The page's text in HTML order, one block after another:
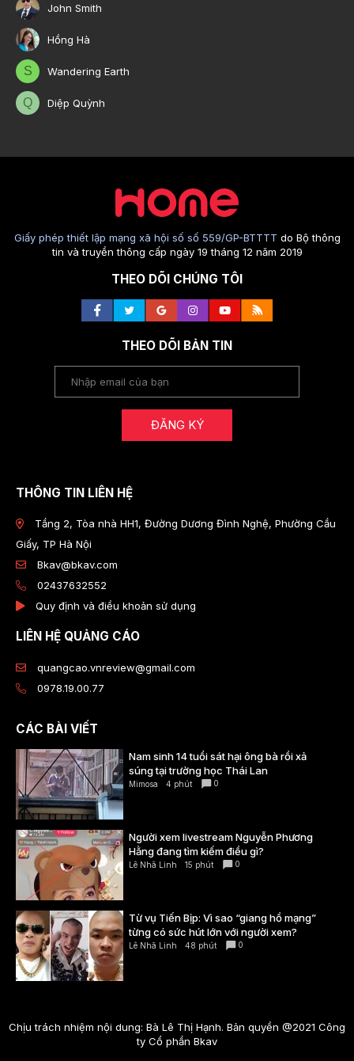
John Smith
Hồng Hà
S Wandering Earth
Q Diệp Quỳnh
Giấy phép thiết lập mạng xã hội số số 559/GP-BTTTT do Bộ thông
tin và truyền thông cấp ngày 19 tháng 12 năm 2019
THEO DÕI CHÚNG TÔI
THEO DÕI BẢN TIN
ĐĂNG KÝ
THÔNG TIN LIÊN HỆ
Tầng 2, Tòa nhà HH1, Đường Dương Đình Nghệ, Phường Cầu
Giấy, TP Hà Nội
Bkav@bkav.com
02437632552
Quy định và điều khoản sử dụng
LIÊN HỆ QUẢNG CÁO
quangcao.vnreview@gmail.com
0978.19.00.77
CÁC BÀI VIẾT
Nam sinh 14 tuổi sát hại ông bà rồi xả
súng tại trường học Thái Lan
Mimosa 4 phút 0
Người xem livestream Nguyễn Phương
Hằng đang tìm kiếm điều gì?
Lê Nhã Linh 15 phút 0
Từ vụ Tiến Bịp: Vì sao “giang hồ mạng”
từng có sức hút lớn với người xem?
Lê Nhã Linh 48 phút 0
Chịu trách nhiệm nội dung: Bà Lê Thị Hạnh. Bản quyền @2021 Công
ty Cổ phần Bkav